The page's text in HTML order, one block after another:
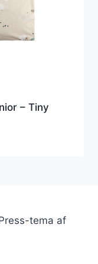
– Tiny
tema af